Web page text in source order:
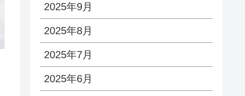
2025年9月
2025年8月
2025年7月
2025年6月